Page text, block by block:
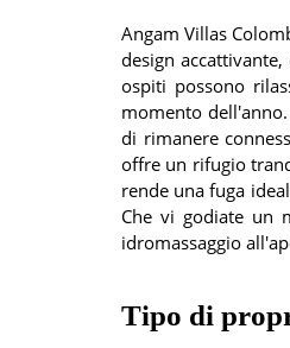
Angam Villas
design
ospiti possono
momento
di rimanere
offre un rifugio
rende una fuga
Che vi godiate un
idromassaggio
Tipo di